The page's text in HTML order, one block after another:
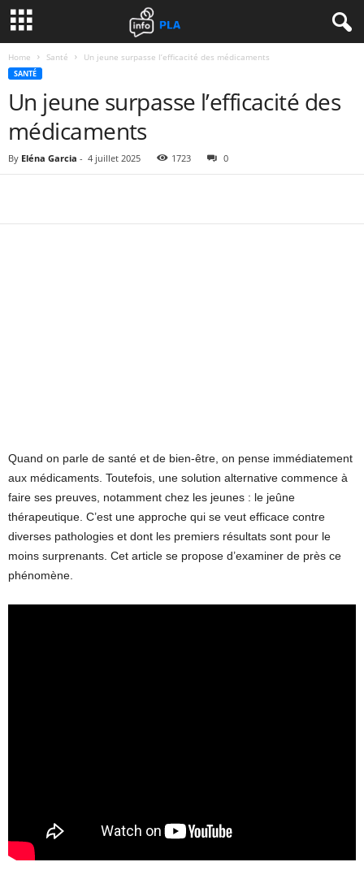
Home Santé Un jeune surpasse l’efficacité des médicaments
SANTÉ
Un jeune surpasse l’efficacité des
médicaments
By Eléna Garcia - 4 juillet 2025 1723 0
Quand on parle de santé et de bien-être, on pense immédiatement
aux médicaments. Toutefois, une solution alternative commence à
faire ses preuves, notamment chez les jeunes : le jeûne
thérapeutique. C’est une approche qui se veut efficace contre
diverses pathologies et dont les premiers résultats sont pour le
moins surprenants. Cet article se propose d’examiner de près ce
phénomène.